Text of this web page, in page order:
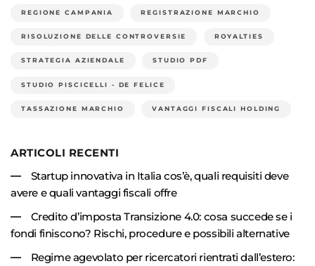
REGIONE CAMPANIA REGISTRAZIONE MARCHIO
RISOLUZIONE DELLE CONTROVERSIE ROYALTIES
STRATEGIA AZIENDALE STUDIO PDF
STUDIO PISCICELLI - DE FELICE
TASSAZIONE MARCHIO VANTAGGI FISCALI HOLDING
ARTICOLI RECENTI
Startup innovativa in Italia cos’è, quali requisiti deve
avere e quali vantaggi fiscali offre
Credito d’imposta Transizione 4.0: cosa succede se i
fondi finiscono? Rischi, procedure e possibili alternative
Regime agevolato per ricercatori rientrati dall’estero: